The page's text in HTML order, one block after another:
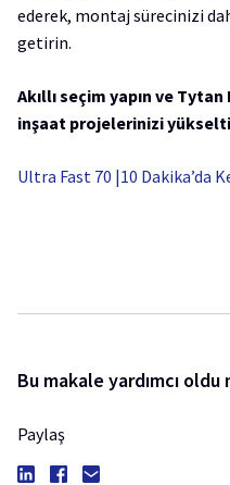
ederek, montaj sürecinizi
getirin.
Akıllı seçim yapın ve
inşaat projelerinizi
Ultra Fast 70 |10 Dakika’da
Bu makale yardımcı oldu
Paylaş